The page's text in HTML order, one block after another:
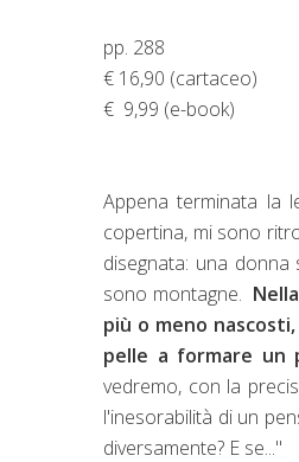
pp. 288
€ 16,90 (cartaceo)
€ 9,99 (e-book)
Appena terminata la
copertina, mi sono
disegnata: una
sono montagne.
più o meno
pelle a formare un
vedremo, con la
l'inesorabilità di un
diversamente? E se..."